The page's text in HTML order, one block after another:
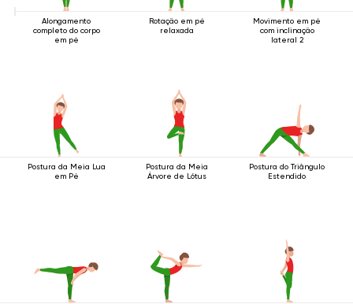
Alongamento
completo do corpo
em pé
Rotação em pé
relaxada
Movimento em pé
com inclinação
lateral 2
Postura da Meia Lua
em Pé
Postura da Meia
Árvore de Lótus
Postura do Triângulo
Estendido